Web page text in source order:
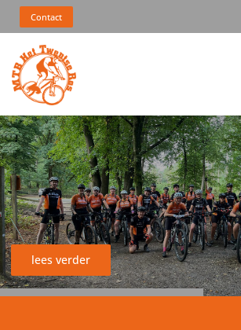
MTB Het Twentse Ros
Contact
lees verder